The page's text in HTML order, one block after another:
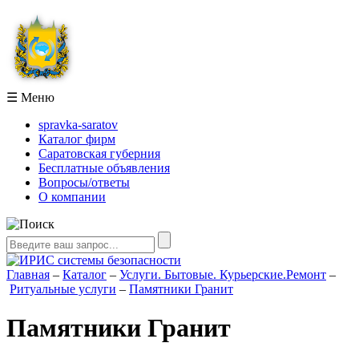
☰ Меню
spravka-saratov
Каталог фирм
Саратовская губерния
Бесплатные объявления
Вопросы/ответы
О компании
Главная – Каталог – Услуги. Бытовые. Курьерские.Ремонт –
Ритуальные услуги – Памятники Гранит
Памятники Гранит